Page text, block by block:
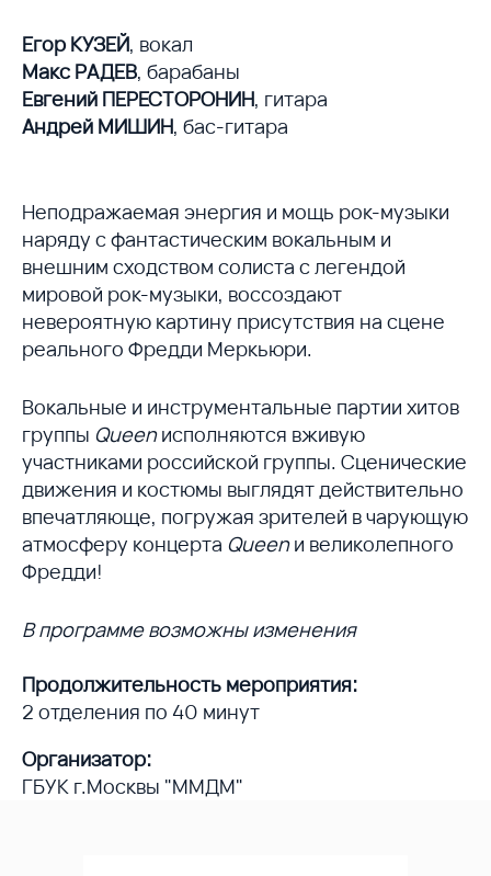
Егор КУЗЕЙ, вокал
Макс РАДЕВ, барабаны
Евгений ПЕРЕСТОРОНИН, гитара
Андрей МИШИН, бас-гитара
Неподражаемая энергия и мощь рок-музыки
наряду с фантастическим вокальным и
внешним сходством солиста с легендой
мировой рок-музыки, воссоздают
невероятную картину присутствия на сцене
реального Фредди Меркьюри.
Вокальные и инструментальные партии хитов
группы Queenисполняются вживую
участниками российской группы. Сценические
движения и костюмы выглядят действительно
впечатляюще, погружая зрителей в чарующую
атмосферу концерта Queenи великолепного
Фредди!
В программе возможны изменения
Продолжительность мероприятия:
2 отделения по 40 минут
Организатор:
ГБУК г.Москвы "ММДМ"